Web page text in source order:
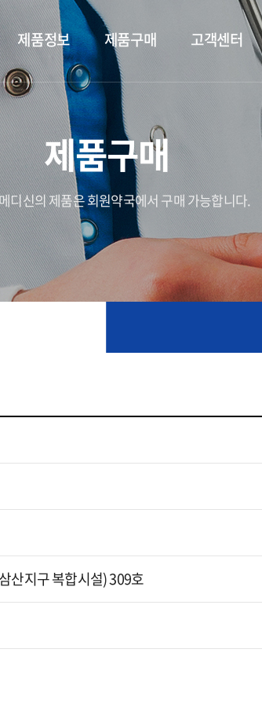
제품정보 제품구매 고객센터
제품구매
디신의 제품은 회원약국에서 구매 가능합니다.
산지구 복합시설) 309호